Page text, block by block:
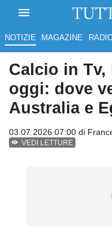
NOTIZIE MAGAZINE
Calcio in Tv,
oggi: dove
Australia e
03.07.2026 07:00 di
VEDI LETTURE